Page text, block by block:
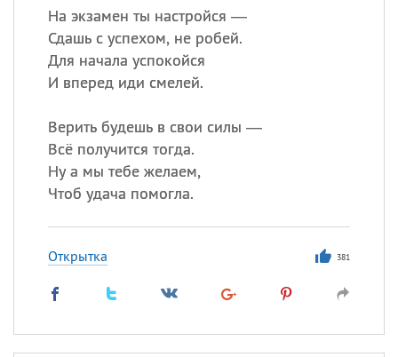
На экзамен ты настройся —
Сдашь с успехом, не робей.
Для начала успокойся
И вперед иди смелей.
Верить будешь в свои силы —
Всё получится тогда.
Ну а мы тебе желаем,
Чтоб удача помогла.
Открытка 381